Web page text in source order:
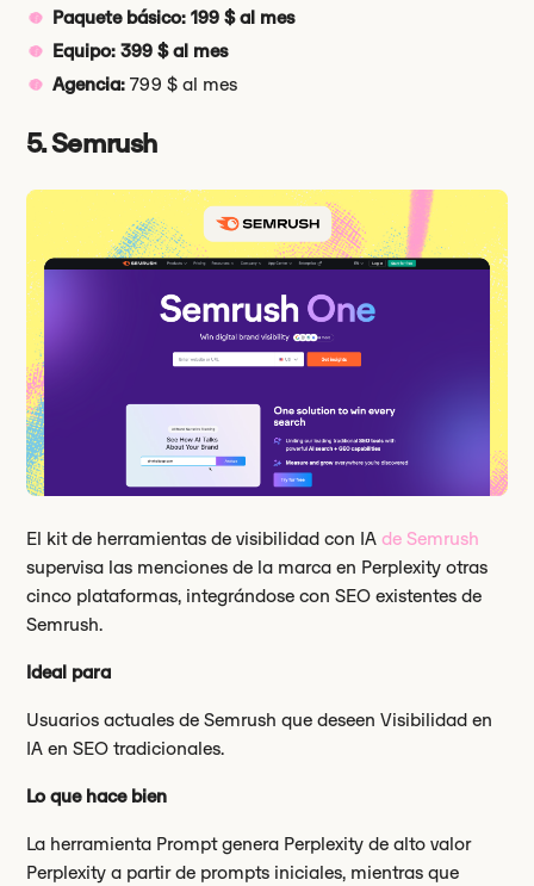
Paquete básico: 199 $ al mes
Equipo: 399 $ al mes
Agencia: 799 $ al mes
5. Semrush
El kit de herramientas de visibilidad con IAde Semrush
supervisa las menciones de la marca en Perplexity otras
cinco plataformas, integrándose con SEO existentes de
Semrush.
Ideal para
Usuarios actuales de Semrush que deseen Visibilidad en
IA en SEO tradicionales.
Lo que hace bien
La herramienta Prompt genera Perplexity de alto valor
Perplexity a partir de prompts iniciales, mientras que